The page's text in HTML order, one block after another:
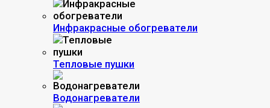
Инфракрасные обогреватели
Тепловые пушки
Водонагреватели